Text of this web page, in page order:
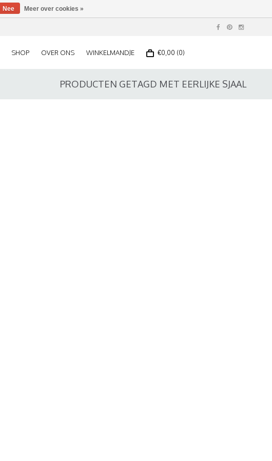
SHOP OVER ONS WINKELMANDJE €0,00 (0)
PRODUCTEN GETAGD MET EERLIJKE SJAAL
Nee Meer over cookies »